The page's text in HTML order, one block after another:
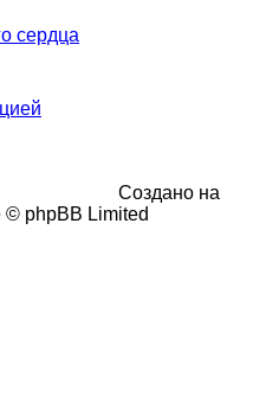
сердца
Создано на
phpBB Limited